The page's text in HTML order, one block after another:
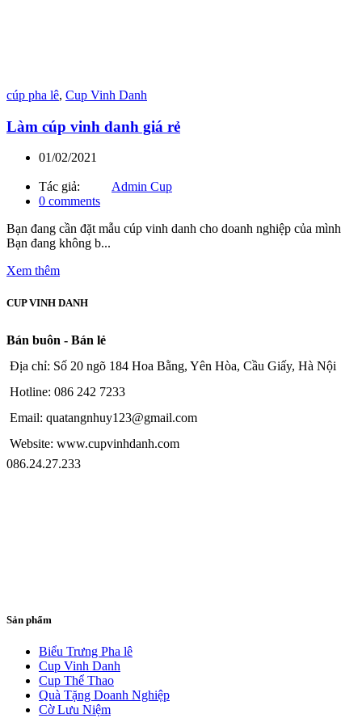
cúp pha lê, Cup Vinh Danh
Làm cúp vinh danh giá rẻ
01/02/2021
Tác giả:
Admin Cup
0 comments
Bạn đang cần đặt mẫu cúp vinh danh cho doanh nghiệp của mình
Bạn đang không b...
Xem thêm
CUP VINH DANH
Bán buôn - Bán lẻ
Địa chỉ: Số 20 ngõ 184 Hoa Bằng, Yên Hòa, Cầu Giấy, Hà Nội
Hotline: 086 242 7233
Email: quatangnhuy123@gmail.com
Website: www.cupvinhdanh.com
086.24.27.233
Sản phẩm
Biểu Trưng Pha lê
Cup Vinh Danh
Cup Thể Thao
Quà Tặng Doanh Nghiệp
Cờ Lưu Niệm